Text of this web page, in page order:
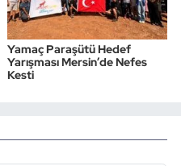
Yamaç Paraşütü Hedef
Yarışması Mersin’de Nefes
Kesti